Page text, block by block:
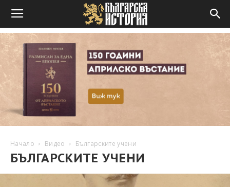
Начало Видео Българските учени
БЪЛГАРСКИТЕ УЧЕНИ